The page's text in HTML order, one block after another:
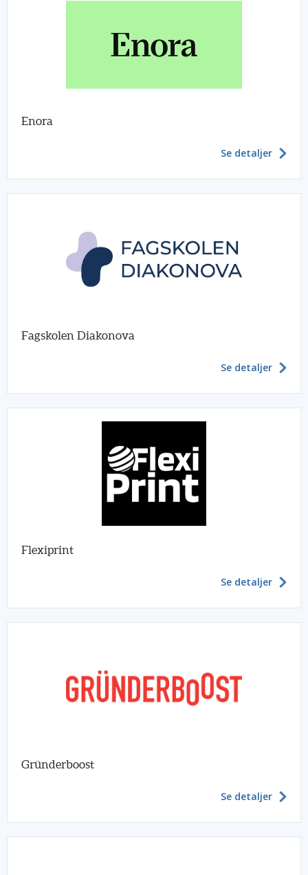
Enora
Se detaljer
Fagskolen Diakonova
Se detaljer
Flexiprint
Se detaljer
Gründerboost
Se detaljer